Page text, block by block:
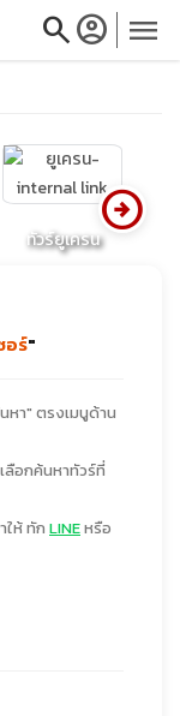
searchaccount_circle menu
close
ทัวร์ยูเครน
arrow_circle_right
อร์"
า" ตรงเมนูด้าน
ลือกค้นหาทัวร์ที่
ให้ ทัก LINEหรือ